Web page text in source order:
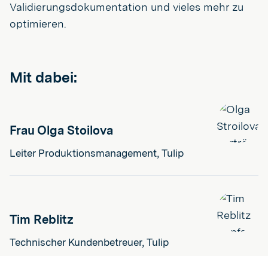
Validierungsdokumentation und vieles mehr zu
optimieren.
Mit dabei:
Frau Olga Stoilova
Leiter Produktionsmanagement, Tulip
Tim Reblitz
Technischer Kundenbetreuer, Tulip